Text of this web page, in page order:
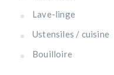
Lave-linge
Ustensiles / cuisine
Bouilloire